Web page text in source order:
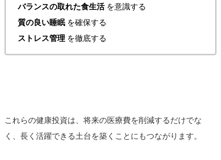
バランスの取れた食生活を意識する
質の良い睡眠を確保する
ストレス管理 を徹底する
これらの健康投資は、将来の医療費を削減するだけでな
く、長く活躍できる土台を築くことにもつながります。